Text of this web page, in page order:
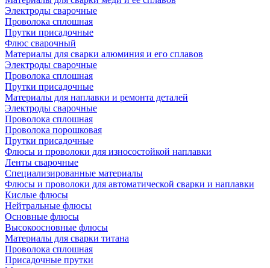
Электроды сварочные
Проволока сплошная
Прутки присадочные
Флюс сварочный
Материалы для сварки алюминия и его сплавов
Электроды сварочные
Проволока сплошная
Прутки присадочные
Материалы для наплавки и ремонта деталей
Электроды сварочные
Проволока сплошная
Проволока порошковая
Прутки присадочные
Флюсы и проволоки для износостойкой наплавки
Ленты сварочные
Специализированные материалы
Флюсы и проволоки для автоматической сварки и наплавки
Кислые флюсы
Нейтральные флюсы
Основные флюсы
Высокоосновные флюсы
Материалы для сварки титана
Проволока сплошная
Присадочные прутки